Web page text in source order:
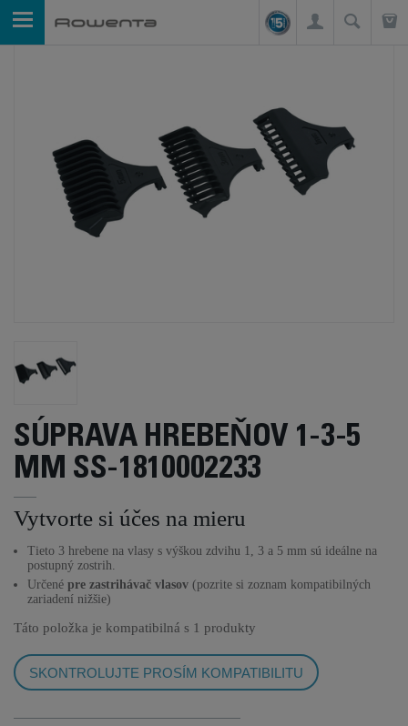
SÚPRAVA HREBEŇOV 1-3-5
MM SS-1810002233
Vytvorte si účes na mieru
Tieto 3 hrebene na vlasy s výškou zdvihu 1, 3 a 5 mm sú ideálne na
postupný zostrih.
Určené pre zastrihávač vlasov (pozrite si zoznam kompatibilných
zariadení nižšie)
Táto položka je kompatibilná s 1 produkty
SKONTROLUJTE PROSÍM KOMPATIBILITU